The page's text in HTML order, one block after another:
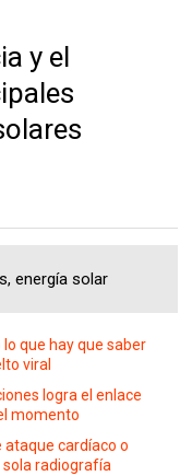
y el
energía solar
lo que hay que saber
viral
logra el enlace
momento
ataque cardíaco o
radiografía